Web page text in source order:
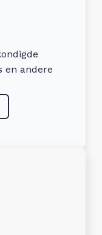
en andere
oplopen
of tot